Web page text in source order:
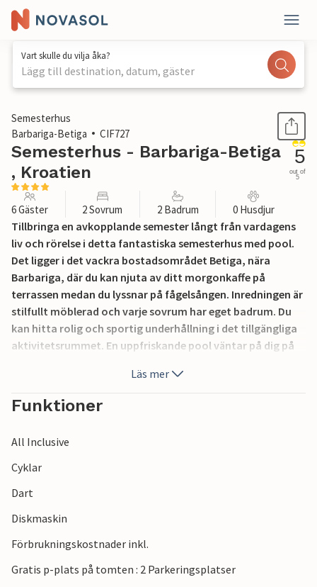
Vart skulle du vilja åka?
Lägg till destination, datum, gäster
1 / 42
Semesterhus
Barbariga-Betiga
CIF727
Semesterhus - Barbariga-Betiga
, Kroatien
5
out of
5
6 Gäster 2 Sovrum 2 Badrum 0 Husdjur
Tillbringa en avkopplande semester långt från vardagens
liv och rörelse i detta fantastiska semesterhus med pool.
Det ligger i det vackra bostadsområdet Betiga, nära
Barbariga, där du kan njuta av ditt morgonkaffe på
terrassen medan du lyssnar på fågelsången. Inredningen är
stilfullt möblerad och varje sovrum har eget badrum. Du
kan hitta rolig och sportig underhållning i det tillgängliga
aktivitetsrummet. En uppfriskande pool väntar på dig på
barn att leka bekymmersfritt. Lokala specialiteter serveras
i de närliggande restaurangerna och besök i den lilla staden
Faana och gamla stan i Pula rekommenderas också.
Läs mer
Funktioner
All Inclusive
Cyklar
Dart
Diskmaskin
Förbrukningskostnader inkl.
Gratis p-plats på tomten : 2 Parkeringsplatser